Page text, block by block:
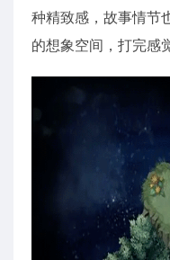
种精致感，故事情节
的想象空间，打完感